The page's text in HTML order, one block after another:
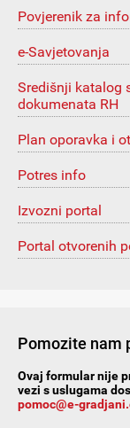
Povjerenik za
e-Savjetovanja
Središnji katalog
dokumenata RH
Plan oporavka i
Potres info
Izvozni portal
Portal otvorenih
Pomozite nam
Ovaj formular nije
vezi s uslugama
pomoc@e-